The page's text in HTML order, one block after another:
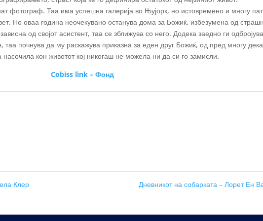
фотограф. Таа има успешна галерија во Њујорк, но истовремено и многу
Но оваа година неочекувано останува дома за Божиќ, избезумена од
од својот асистент, таа се зближува со него. Додека заедно ги
таа почнува да му раскажува приказна за еден друг Божиќ, од пред многу
насочила кон животот кој никогаш не можела ни да си го замисли.
Cobiss link – Фонд
Клер Дневникот на собарката – Лорет Ен